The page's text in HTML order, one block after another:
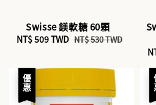
Swisse 鎂軟糖 60顆
Sale
NT$ 509 TWD Regular
NT$ 530 TWD
優惠